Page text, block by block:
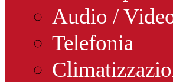
Audio /
Telefonia